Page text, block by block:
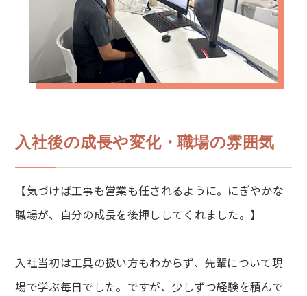
入社後の成長や変化・職場の雰囲気
【気づけば工事も営業も任されるように。にぎやかな
職場が、自分の成長を後押ししてくれました。】
入社当初は工具の扱い方もわからず、先輩について現
場で学ぶ毎日でした。ですが、少しずつ経験を積んで